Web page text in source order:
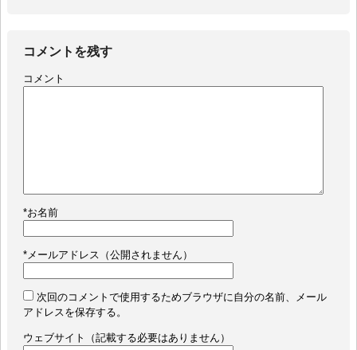
コメントを残す
コメント
*お名前
*メールアドレス（公開されません）
次回のコメントで使用するためブラウザに自分の名前、メール
アドレスを保存する。
ウェブサイト（記載する必要はありません）